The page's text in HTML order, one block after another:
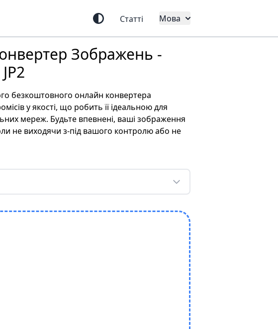
Статті Мова
Зображень -
безкоштовного онлайн конвертера
у якості, що робить її ідеальною для
мереж. Будьте впевнені, ваші зображення
не виходячи з-під вашого контролю або не